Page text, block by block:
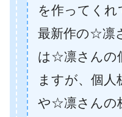
を作ってくれ
最新作の☆凛
は☆凛さんの
ますが、個人
や☆凛さんの